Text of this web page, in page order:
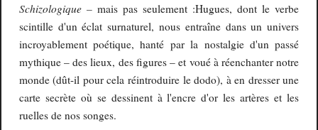
Schizologique –mais pas seulement :Hugues, dont le verbe
scintille d'un éclat surnaturel, nous entraîne dans un univers
incroyablement poétique, hanté par la nostalgie d'un passé
mythique – des lieux, des figures – et voué à réenchanter notre
monde (dût-il pour cela réintroduire le dodo), à en dresser une
carte secrète où se dessinent à l'encre d'or les artères et les
ruelles de nos songes.